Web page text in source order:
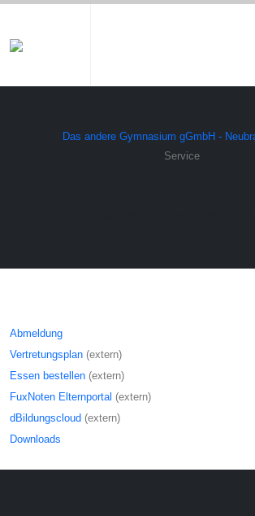
Das andere Gymnasium gGmbH -
Service
Abmeldung
Vertretungsplan (extern)
Essen bestellen (extern)
FuxNoten Elternportal (extern)
dBildungscloud (extern)
Downloads